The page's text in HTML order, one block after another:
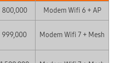
800,000 Modem Wifi 6 + AP
999,000 Modem Wifi 7 + Mesh